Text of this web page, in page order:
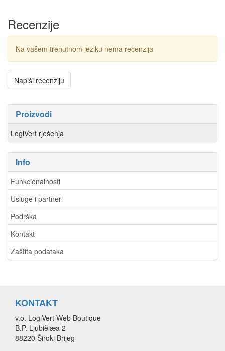
Proizvodi
LogiVert rješenja
Info
Funkcionalnosti
Usluge i partneri
Podrška
Kontakt
Zaštita podataka
Recenzije
Na vašem trenutnom jeziku nema recenzija
Napiši recenziju
KONTAKT
v.o. LogiVert Web Boutique
B.P. Ljubièiæa 2
88220 Široki Brijeg